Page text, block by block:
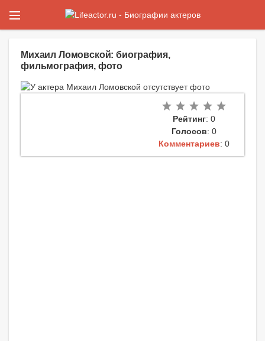
Михаил Ломовской: биография,
фильмография, фото
Рейтинг: 0
Голосов: 0
Комментариев: 0